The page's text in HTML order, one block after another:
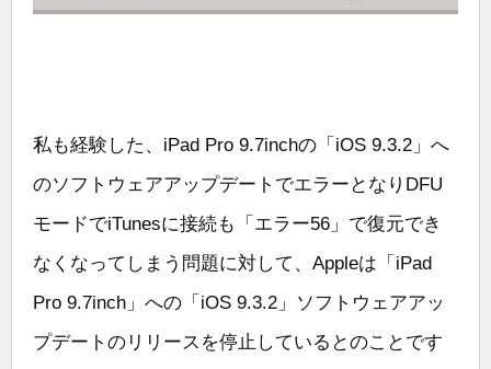
私も経験した、iPad Pro 9.7inchの「iOS 9.3.2」へ
のソフトウェアアップデートでエラーとなりDFU
モードでiTunesに接続も「エラー56」で復元でき
なくなってしまう問題に対して、Appleは「iPad
Pro 9.7inch」への「iOS 9.3.2」ソフトウェアアッ
プデートのリリースを停止しているとのことです